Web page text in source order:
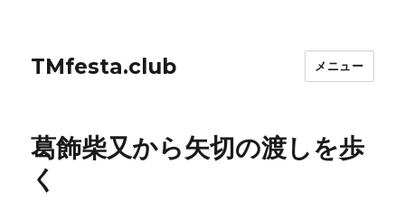
TMfesta.club メニュー
葛飾柴又から矢切の渡しを歩
く